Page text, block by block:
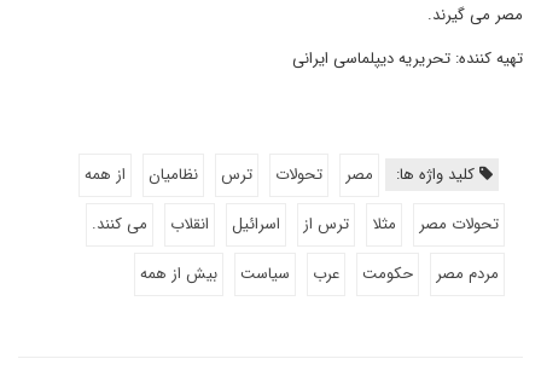
مصر می گیرند.
تهیه کننده: تحریریه دیپلماسی ایرانی
کلید واژه ها: مصر تحولات ترس نظامیان
از همه
تحولات مصر
مثلا ترس از اسرائیل انقلاب
می کنند.
مردم مصر
حکومت عرب سیاست بیش از همه